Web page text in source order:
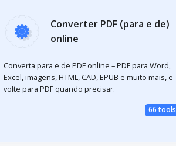
Converter PDF (para e de)
online
Converta para e de PDF online – PDF para Word,
Excel, imagens, HTML, CAD, EPUB e muito mais, e
volte para PDF quando precisar.
66 tools